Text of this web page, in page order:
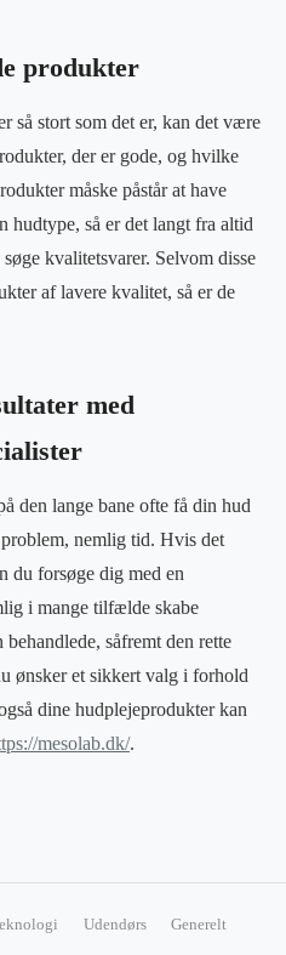
produkter
så stort som det er, kan det være
der er gode, og hvilke
måske påstår at have
så er det langt fra altid
kvalitetsvarer. Selvom disse
af lavere kvalitet, så er de
med
den lange bane ofte få din hud
nemlig tid. Hvis det
du forsøge dig med en
i mange tilfælde skabe
såfremt den rette
ønsker et sikkert valg i forhold
dine hudplejeprodukter kan
mesolab.dk/.
Udendørs
Generelt